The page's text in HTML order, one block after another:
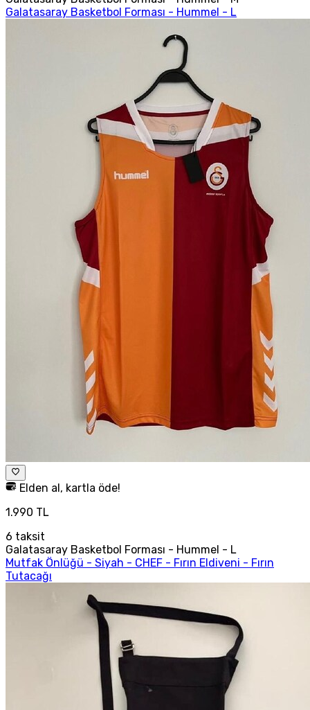
Galatasaray Basketbol Forması - Hummel - L
Elden al, kartla öde!
1.990 TL
6 taksit
Galatasaray Basketbol Forması - Hummel - L
Mutfak Önlüğü - Siyah - CHEF - Fırın Eldiveni - Fırın
Tutacağı